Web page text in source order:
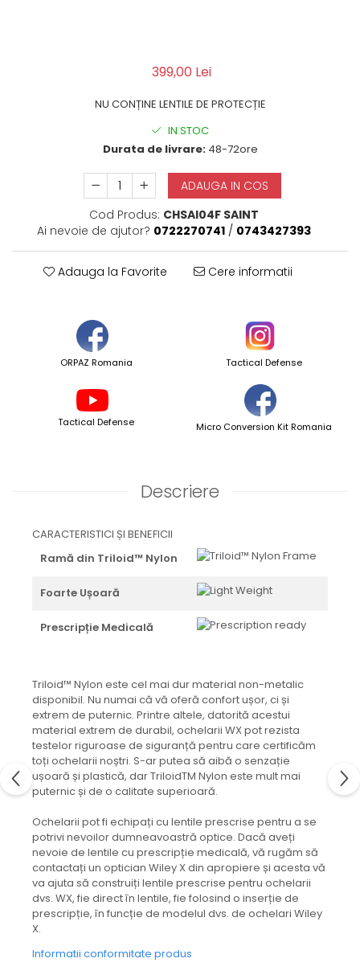
Toc Sprey cu Piper
Compatibile cu lanternă
TOCURI IWB
Evo Active
Evo Pasive
399,00 Lei
NU CONȚINE LENTILE DE PROTECȚIE
IN STOC
Durata de livrare:48-72ore
ADAUGA IN COS
Cod Produs: CHSAI04F SAINT
Ai nevoie de ajutor? 0722270741 / 0743427393
Adauga la Favorite Cere informatii
ORPAZ Romania Tactical Defense
Tactical Defense Micro Conversion Kit Romania
Descriere
CARACTERISTICI ȘI BENEFICII
Ramă din Triloid™ Nylon
Foarte Ușoară
Prescripție Medicală
Triloid™ Nylon este cel mai dur material non-metalic
disponibil. Nu numai că vă oferă confort ușor, ci și
extrem de puternic. Printre altele, datorită acestui
material extrem de durabil, ochelarii WX pot rezista
testelor riguroase de siguranță pentru care certificăm
toți ochelarii noștri. S-ar putea să aibă o senzație
ușoară și plastică, dar TriloidTM Nylon este mult mai
puternic și de o calitate superioară.
Ochelarii pot fi echipați cu lentile prescrise pentru a se
potrivi nevoilor dumneavoastră optice. Dacă aveți
nevoie de lentile cu prescripție medicală, vă rugăm să
contactați un optician Wiley X din apropiere și acesta vă
va ajuta să construiți lentile prescrise pentru ochelarii
dvs. WX, fie direct în lentile, fie folosind o inserție de
prescripție, în funcție de modelul dvs. de ochelari Wiley
X.
Informatii conformitate produs